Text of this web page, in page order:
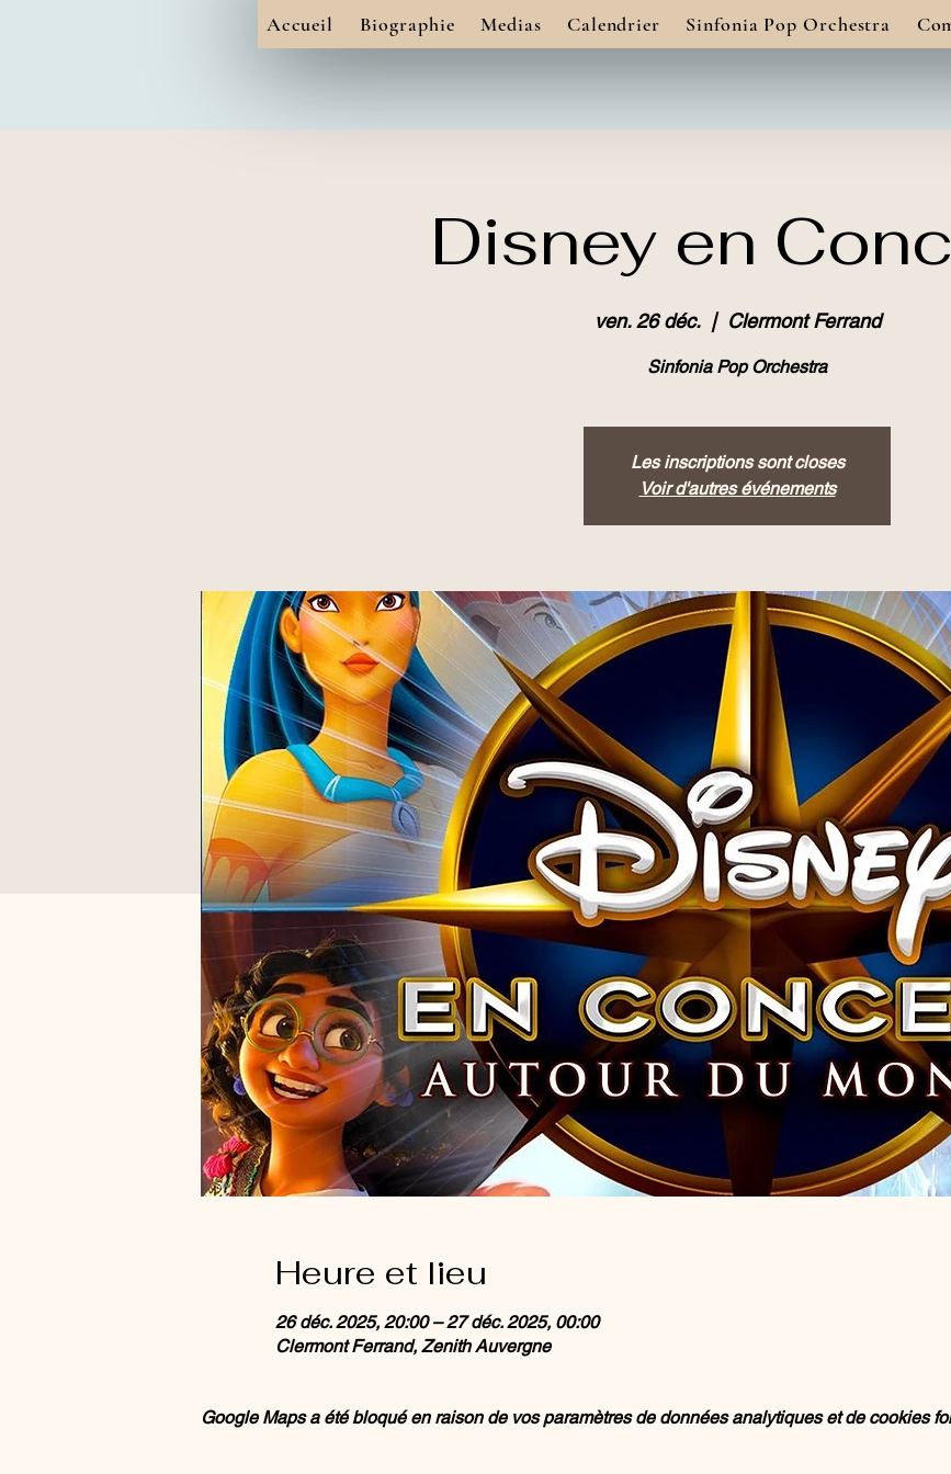
Accueil Biographie Medias Calendrier Sinfonia Pop Orchestra
Disney en
ven. 26 déc.
  |
Clermont Ferrand
Sinfonia Pop Orchestra
Les inscriptions sont closes
Voir d'autres événements
Heure et lieu
26 déc. 2025, 20:00 – 27 déc. 2025, 00:00
Clermont Ferrand, Zenith Auvergne
Google Maps a été bloqué en raison de vos paramètres de données analytiques et de cookies